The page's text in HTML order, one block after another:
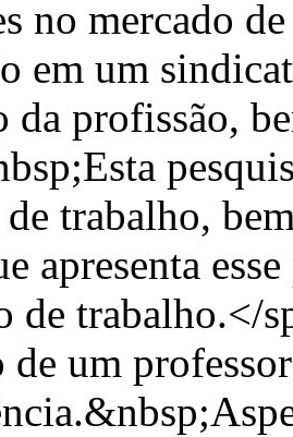
no mercado
em um
da profissão,
de trabalho,
apresenta
de trabalho.</
de um